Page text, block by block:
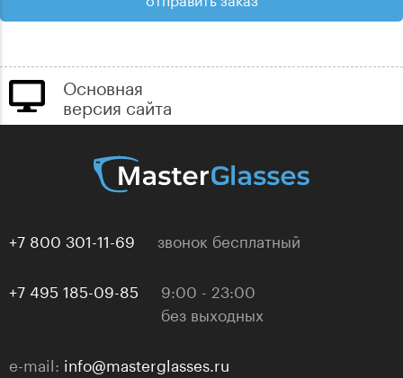
Основная
версия сайта
+7 800 301-11-69 звонок бесплатный
+7 495 185-09-85
9:00 - 23:00
без выходных
e-mail: info@masterglasses.ru